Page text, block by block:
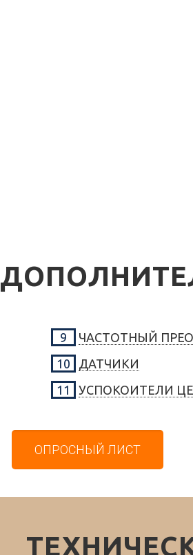
9
ЧАСТОТНЫЙ
10
ДАТЧИКИ
11
УСПОКОИТЕЛИ
ОПРОСНЫЙ ЛИСТ